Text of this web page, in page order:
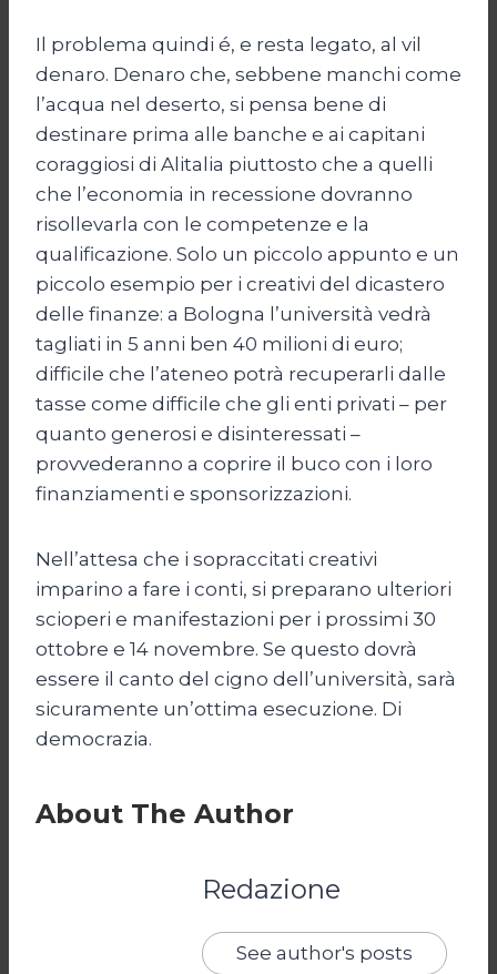
Il problema quindi é, e resta legato, al vil
denaro. Denaro che, sebbene manchi come
l’acqua nel deserto, si pensa bene di
destinare prima alle banche e ai capitani
coraggiosi di Alitalia piuttosto che a quelli
che l’economia in recessione dovranno
risollevarla con le competenze e la
qualificazione. Solo un piccolo appunto e un
piccolo esempio per i creativi del dicastero
delle finanze: a Bologna l’università vedrà
tagliati in 5 anni ben 40 milioni di euro;
difficile che l’ateneo potrà recuperarli dalle
tasse come difficile che gli enti privati – per
quanto generosi e disinteressati –
provvederanno a coprire il buco con i loro
finanziamenti e sponsorizzazioni.
Nell’attesa che i sopraccitati creativi
imparino a fare i conti, si preparano ulteriori
scioperi e manifestazioni per i prossimi 30
ottobre e 14 novembre. Se questo dovrà
essere il canto del cigno dell’università, sarà
sicuramente un’ottima esecuzione. Di
democrazia.
About The Author
Redazione
See author's posts